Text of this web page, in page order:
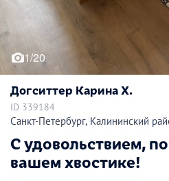
1/20
Догситтер Карина Х.
ID 339184
Санкт-Петербург, Калининский
С удовольствием,
вашем хвостике!